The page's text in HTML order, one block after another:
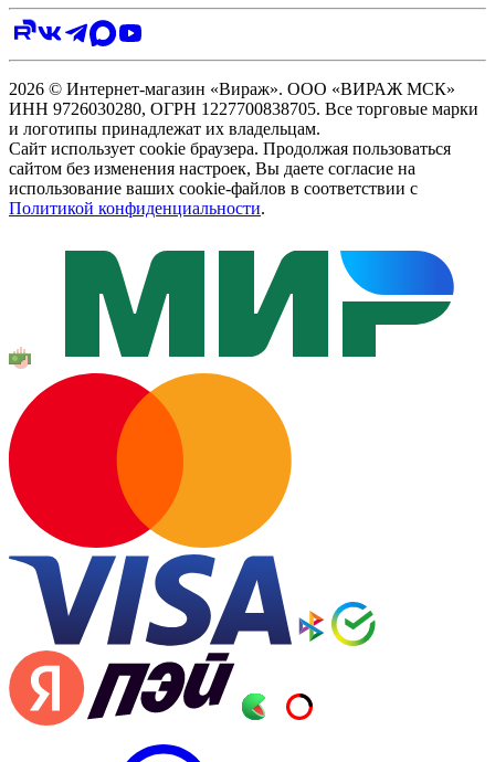
2026 © Интернет-магазин «Вираж». ООО «ВИРАЖ МСК»
ИНН 9726030280, ОГРН 1227700838705. Все торговые марки
и логотипы принадлежат их владельцам.
Сайт использует cookie браузера. Продолжая пользоваться
сайтом без изменения настроек, Вы даете согласие на
использование ваших cookie-файлов в соответствии с
Политикой конфиденциальности.